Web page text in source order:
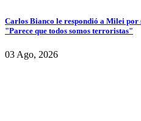
Carlos Bianco le respondió a Milei por
"Parece que todos somos terroristas"
03 Ago, 2026